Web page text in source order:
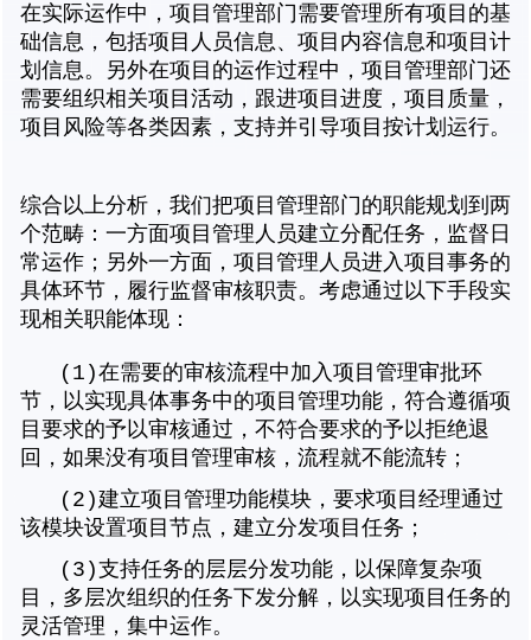
在实际运作中，项目管理部门需要管理所有项目的基
础信息，包括项目人员信息、项目内容信息和项目计
划信息。另外在项目的运作过程中，项目管理部门还
需要组织相关项目活动，跟进项目进度，项目质量，
项目风险等各类因素，支持并引导项目按计划运行。
综合以上分析，我们把项目管理部门的职能规划到两
个范畴：一方面项目管理人员建立分配任务，监督日
常运作；另外一方面，项目管理人员进入项目事务的
具体环节，履行监督审核职责。考虑通过以下手段实
现相关职能体现：
(1)在需要的审核流程中加入项目管理审批环
节，以实现具体事务中的项目管理功能，符合遵循项
目要求的予以审核通过，不符合要求的予以拒绝退
回，如果没有项目管理审核，流程就不能流转；
(2)建立项目管理功能模块，要求项目经理通过
该模块设置项目节点，建立分发项目任务；
(3)支持任务的层层分发功能，以保障复杂项
目，多层次组织的任务下发分解，以实现项目任务的
灵活管理，集中运作。